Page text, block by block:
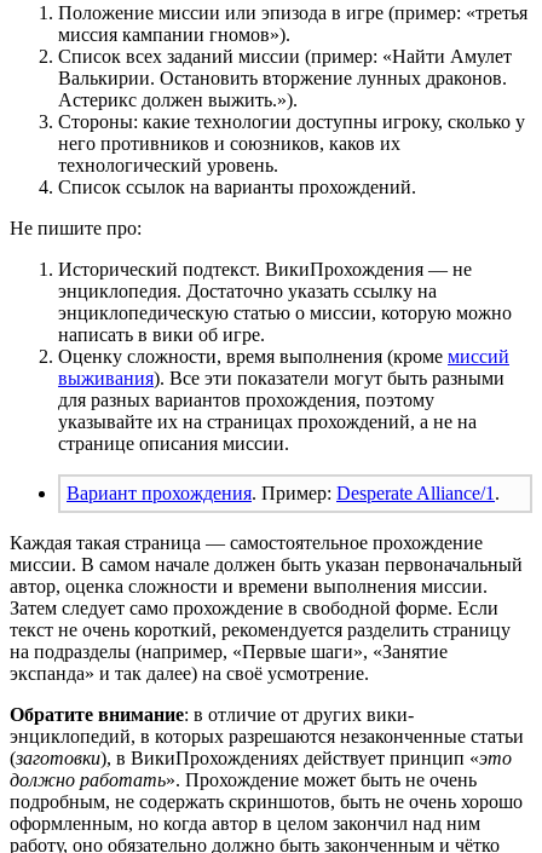
Положение миссии или эпизода в игре (пример: «третья
миссия кампании гномов»).
Список всех заданий миссии (пример: «Найти Амулет
Валькирии. Остановить вторжение лунных драконов.
Астерикс должен выжить.»).
Стороны: какие технологии доступны игроку, сколько у
него противников и союзников, каков их
технологический уровень.
Список ссылок на варианты прохождений.
Не пишите про:
Исторический подтекст. ВикиПрохождения — не
энциклопедия. Достаточно указать ссылку на
энциклопедическую статью о миссии, которую можно
написать в вики об игре.
Оценку сложности, время выполнения (кроме миссий
выживания). Все эти показатели могут быть разными
для разных вариантов прохождения, поэтому
указывайте их на страницах прохождений, а не на
странице описания миссии.
Вариант прохождения. Пример: Desperate Alliance/1 .
Каждая такая страница — самостоятельное прохождение
миссии. В самом начале должен быть указан первоначальный
автор, оценка сложности и времени выполнения миссии.
Затем следует само прохождение в свободной форме. Если
текст не очень короткий, рекомендуется разделить страницу
на подразделы (например, «Первые шаги», «Занятие
экспанда» и так далее) на своё усмотрение.
Обратите внимание: в отличие от других вики-
энциклопедий, в которых разрешаются незаконченные статьи
(заготовки), в ВикиПрохождениях действует принцип «это
должно работать». Прохождение может быть не очень
подробным, не содержать скриншотов, быть не очень хорошо
оформленным, но когда автор в целом закончил над ним
работу, оно обязательно должно быть законченным и чётко